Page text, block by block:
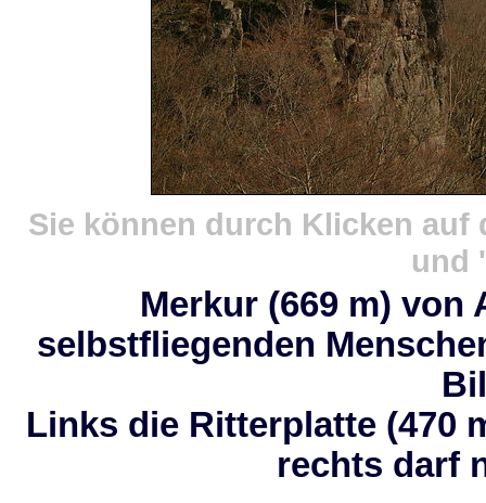
Sie können durch Klicken
und
Merkur (669 m)
selbstfliegenden
Links die Ritterplatte (470
rechts darf